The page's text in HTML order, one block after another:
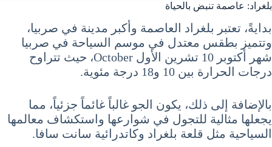
بلغراد: عاصمة تنبض بالحياة
بدايةً، تعتبر بلغراد العاصمة وأكبر مدينة في صربيا،
وتتميز بطقس معتدل في موسم السياحة في صربيا
شهر أكتوبر 10 تشرين الأول October، حيث تتراوح
درجات الحرارة بين 10 و18 درجة مئوية.
بالإضافة إلى ذلك، يكون الجو غالباً غائماً جزئياً، مما
يجعلها مثالية للتجول في شوارعها واستكشاف معالمها
السياحية مثل قلعة بلغراد وكاتدرائية سانت سافا.